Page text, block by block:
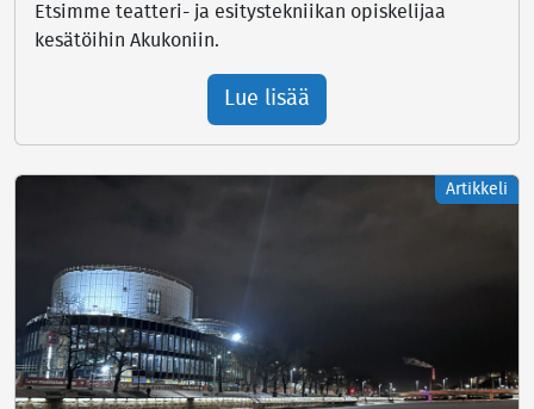
Etsimme teatteri- ja esitystekniikan opiskelijaa
kesätöihin Akukoniin.
Lue lisää
Artikkeli